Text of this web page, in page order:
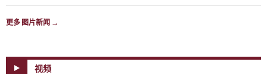
更多 图片新闻 →
视频